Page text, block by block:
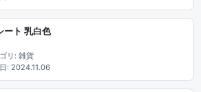
ート 乳白色
リ: 雑貨
: 2024.11.06